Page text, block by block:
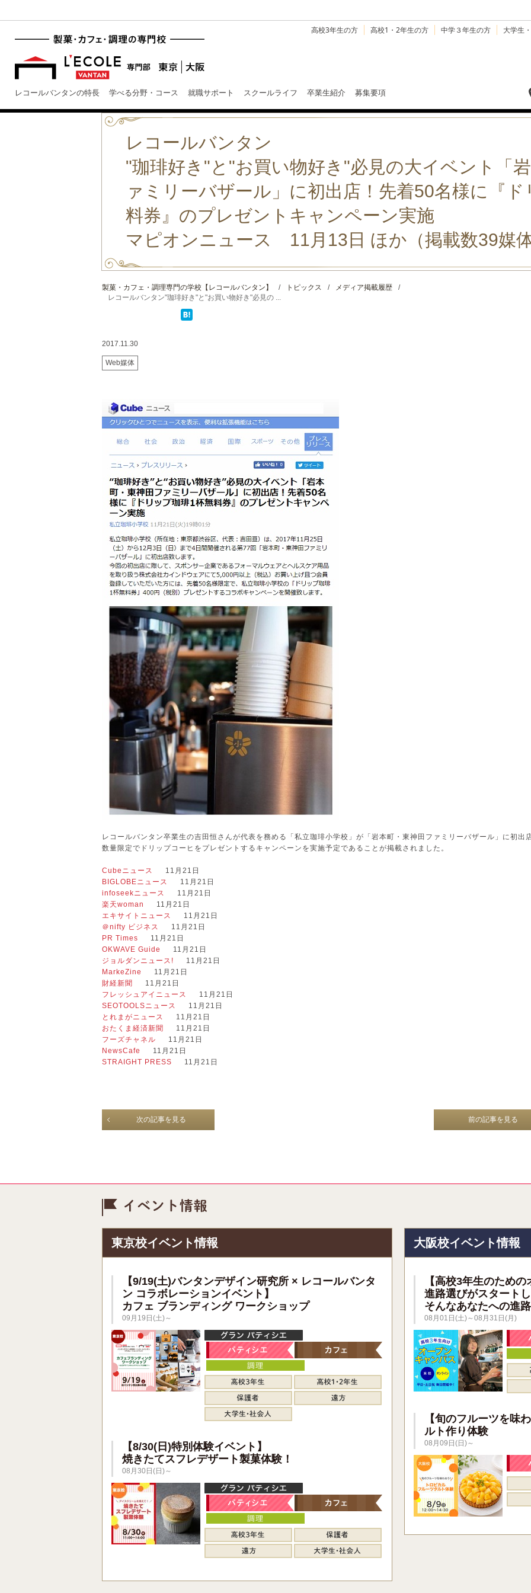
高校3年生の方 高校1・2年生の方 中学３年生の方 大学生
レコールバンタンの特長 学べる分野・コース 就職サポート スクールライフ 卒業生紹介 募集要項
レコールバンタン
"珈琲好き"と"お買い物好き"必見の大イベント「
ァミリーバザール」に初出店！先着50名様に『
料券』のプレゼントキャンペーン実施
マピオンニュース 11月13日 ほか（掲載数39媒
製菓・カフェ・調理専門の学校【レコールバンタン】 / トピックス / メディア掲載履歴
/
レコールバンタン"珈琲好き"と"お買い物好き"必見の ...
2017.11.30
Web媒体
レコールバンタン卒業生の吉田恒さんが代表を務める「私立珈琲小学校」が「岩本町・東神田ファミリーバザール」に初出
数量限定でドリップコーヒをプレゼントするキャンペーンを実施予定であることが掲載されました。
Cubeニュース
11月21日
BIGLOBEニュース
11月21日
infoseekニュース
11月21日
楽天woman
11月21日
エキサイトニュース
11月21日
＠nifty ビジネス
11月21日
PR Times
11月21日
OKWAVE Guide
11月21日
ジョルダンニュース!
11月21日
MarkeZine
11月21日
財経新聞
11月21日
フレッシュアイニュース
11月21日
SEOTOOLSニュース
11月21日
とれまがニュース
11月21日
おたくま経済新聞
11月21日
フーズチャネル
11月21日
NewsCafe
11月21日
STRAIGHT PRESS
11月21日
次の記事を見る 前の記事を見る
東京校イベント情報
【9/19(土)バンタンデザイン研究所 × レコールバンタ
ン コラボレーションイベント】
カフェ ブランディング ワークショップ
09月19日(土)～
【8/30(日)特別体験イベント】
焼きたてスフレデザート製菓体験！
08月30日(日)～
大阪校イベント情報
【高校3年生のため
進路選びがスタート
そんなあなたへの進
08月01日(土)～08月31日(月)
【旬のフルーツを味
ルト作り体験
08月09日(日)～